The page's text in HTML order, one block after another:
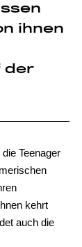
ihnen
der
Teenager
kehrt
auch die